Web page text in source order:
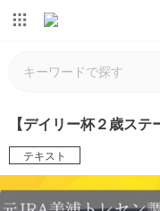
【デイリー杯２歳ス
テキスト